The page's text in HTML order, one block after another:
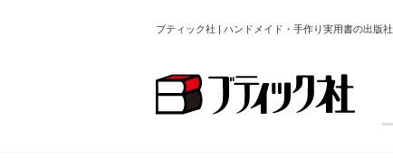
ブティック社 | ハンドメイド・手作り実用書の出版社